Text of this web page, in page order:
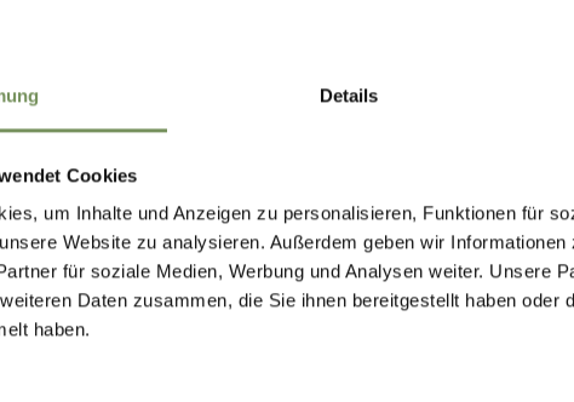
Details
Cookies
um Inhalte und Anzeigen zu personalisieren, Funktionen für
Website zu analysieren. Außerdem geben wir
für soziale Medien, Werbung und Analysen weiter. Unsere
Daten zusammen, die Sie ihnen bereitgestellt haben oder
haben.